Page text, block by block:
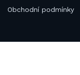
Obchodní podmínky